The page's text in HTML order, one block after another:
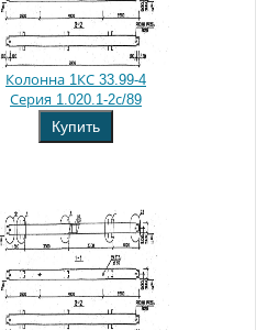
Колонна 1КС 33.99-4
Серия 1.020.1-2с/89
Купить